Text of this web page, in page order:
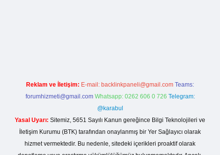
Reklam ve İletişim: E-mail: backlinkpaneli@gmail.com Teams:
forumhizmeti@gmail.com Whatsapp: 0262 606 0 726 Telegram:
@karabul
Yasal Uyarı: Sitemiz, 5651 Sayılı Kanun gereğince Bilgi Teknolojileri ve
İletişim Kurumu (BTK) tarafından onaylanmış bir Yer Sağlayıcı olarak
hizmet vermektedir. Bu nedenle, sitedeki içerikleri proaktif olarak